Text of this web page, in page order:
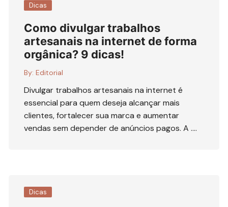
Dicas
Como divulgar trabalhos
artesanais na internet de forma
orgânica? 9 dicas!
By: Editorial
Divulgar trabalhos artesanais na internet é
essencial para quem deseja alcançar mais
clientes, fortalecer sua marca e aumentar
vendas sem depender de anúncios pagos. A ….
Dicas